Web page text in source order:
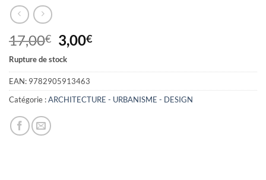
17,00€ Le
prix
initial
était :
17,00€.
3,00€Le
actuel
3,00€.
Rupture de stock
EAN: 9782905913463
Catégorie :ARCHITECTURE - URBANISME - DESIGN